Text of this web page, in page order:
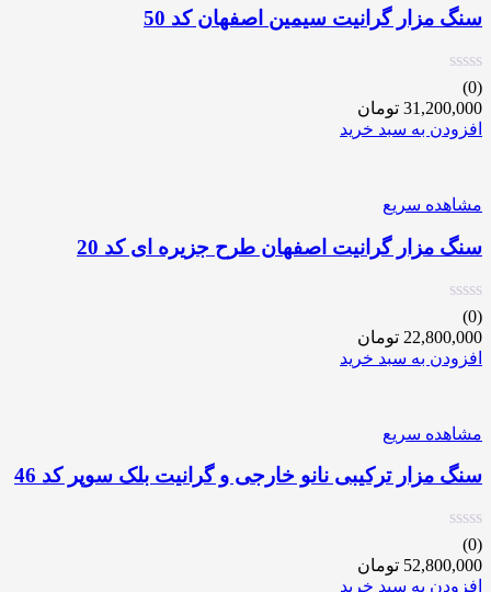
سنگ مزار گرانیت سیمین اصفهان کد 50
(0)
31,200,000 تومان
افزودن به سبد خرید
مشاهده سریع
سنگ مزار گرانیت اصفهان طرح جزیره ای کد 20
(0)
22,800,000 تومان
افزودن به سبد خرید
مشاهده سریع
سنگ مزار ترکیبی نانو خارجی و گرانیت بلک سوپر کد 46
(0)
52,800,000 تومان
افزودن به سبد خرید